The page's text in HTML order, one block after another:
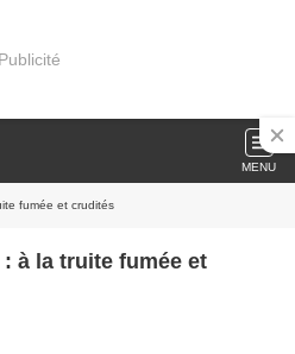
Publicité
MENU
fumée et crudités
à la truite fumée et